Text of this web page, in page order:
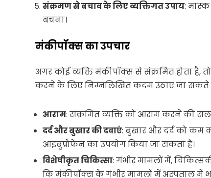
संक्रमण से बचाव के लिए व्यक्तिगत उपाय:
बचना।
मंकीपॉक्स का उपचार
अगर कोई व्यक्ति मंकीपॉक्स से संक्रमित होता है,
करने के लिए निम्नलिखित कदम उठाए जा सकते
आराम: संक्रमित व्यक्ति को आराम करने की
दर्द और बुखार की दवाएं: बुखार और दर्द को कम
आइबुप्रोफेन का उपयोग किया जा सकता है।
विशेषीकृत चिकित्सा: गंभीर मामलों में,
कि मंकीपॉक्स के गंभीर मामलों में अस्पताल में